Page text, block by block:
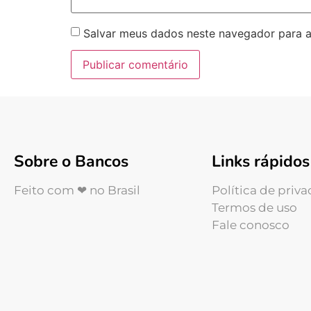
Salvar meus dados neste navegador para
Sobre o Bancos
Feito com ❤ no Brasil
Links rápidos
Política de
Termos de uso
Fale conosco